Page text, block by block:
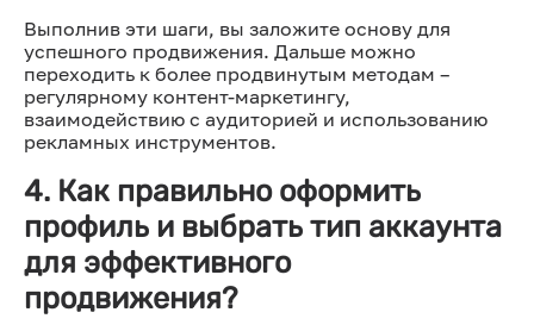
Выполнив эти шаги, вы заложите основу для
успешного продвижения. Дальше можно
переходить к более продвинутым методам –
регулярному контент-маркетингу,
взаимодействию с аудиторией и использованию
рекламных инструментов.
4. Как правильно оформить
профиль и выбрать тип аккаунта
для эффективного
продвижения?